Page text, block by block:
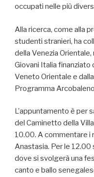
occupati nelle più
Alla ricerca, come alla
studenti stranieri, ha
della Venezia
Giovani Italia finanziato
Veneto Orientale e
Programma
L’appuntamento è per
del Caminetto della
10.00. A commentare i
Anastasia. Per le 12.00
dove si svolgerà una
canto e ballo